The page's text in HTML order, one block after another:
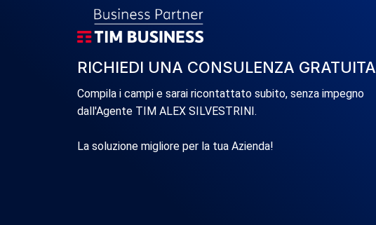
RICHIEDI UNA CONSULENZA GRATUITA
Compila i campi e sarai ricontattato subito, senza impegno
dall'Agente TIM ALEX SILVESTRINI.
La soluzione migliore per la tua Azienda!